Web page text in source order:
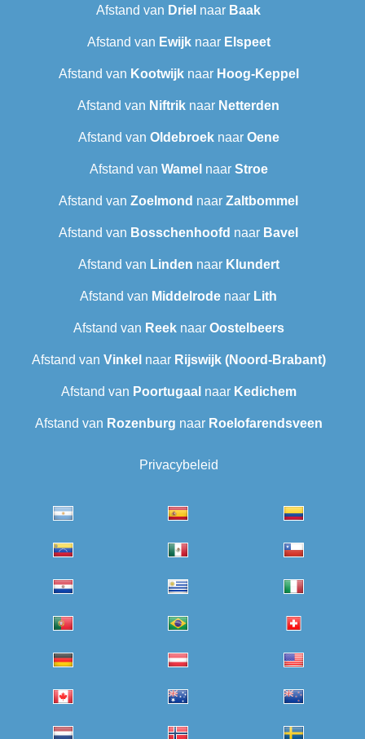
Afstand van Driel naar Baak
Afstand van Ewijknaar Elspeet
Afstand van Kootwijknaar Hoog-Keppel
Afstand van Niftrik naar Netterden
Afstand van Oldebroeknaar Oene
Afstand van Wamel naar Stroe
Afstand van Zoelmond naar Zaltbommel
Afstand van Bosschenhoofd naar Bavel
Afstand van Linden naar Klundert
Afstand van Middelrode naar Lith
Afstand van Reeknaar Oostelbeers
Afstand van Vinkel naar Rijswijk (Noord-Brabant)
Afstand van Poortugaal naar Kedichem
Afstand van Rozenburg naar Roelofarendsveen
Privacybeleid